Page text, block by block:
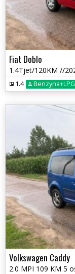
Fiat Doblo
1.4 Benzyna+LPG
Volkswagen Caddy